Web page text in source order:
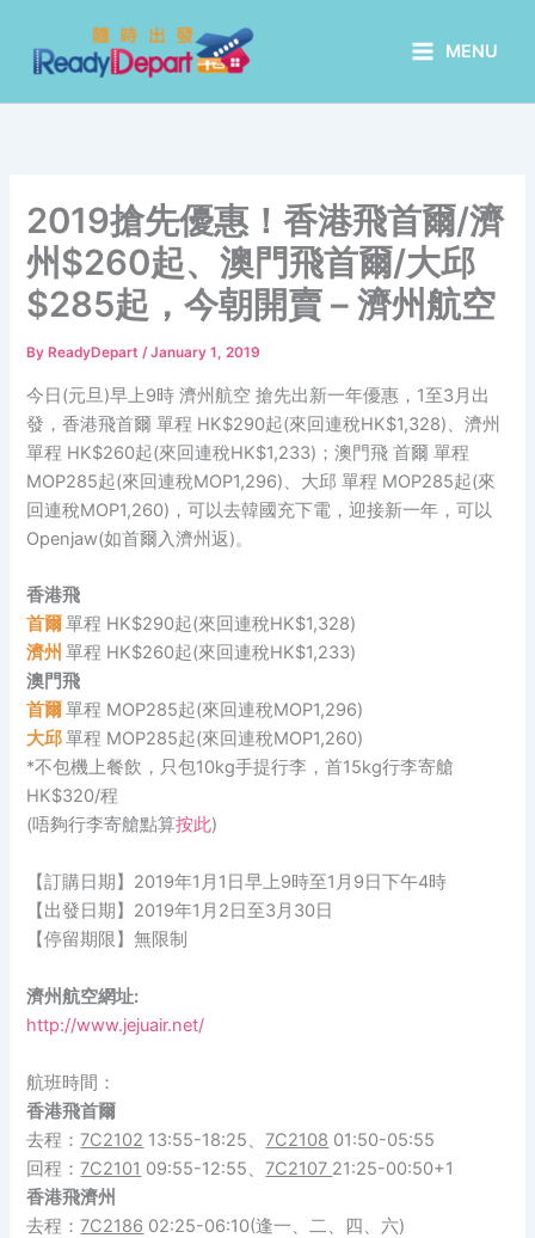
content
MENU
2019搶先優惠！香港飛首爾/濟
州$260起、澳門飛首爾/大邱
$285起，今朝開賣 – 濟州航空
By ReadyDepart/January 1, 2019
今日(元旦)早上9時 濟州航空 搶先出新一年優惠，1至3月出
發，香港飛首爾 單程 HK$290起(來回連稅HK$1,328)、濟州
單程 HK$260起(來回連稅HK$1,233)；澳門飛 首爾 單程
MOP285起(來回連稅MOP1,296)、大邱 單程 MOP285起(來
回連稅MOP1,260)，可以去韓國充下電，迎接新一年，可以
Openjaw(如首爾入濟州返)。
香港飛
首爾單程 HK$290起(來回連稅HK$1,328)
濟州 單程 HK$260起(來回連稅HK$1,233)
澳門飛
首爾單程 MOP285起(來回連稅MOP1,296)
大邱單程 MOP285起(來回連稅MOP1,260)
*不包機上餐飲，只包10kg手提行李，首15kg行李寄艙
HK$320/程
(唔夠行李寄艙點算按此)
【訂購日期】2019年1月1日早上9時至1月9日下午4時
【出發日期】2019年1月2日至3月30日
【停留期限】無限制
濟州航空網址:
http://www.jejuair.net/
航班時間：
香港飛首爾
去程： 7C2102 13:55-18:25、 7C2108 01:50-05:55
回程： 7C2101 09:55-12:55、 7C2107 21:25-00:50+1
香港飛濟州
去程： 7C2186 02:25-06:10(逢一、二、四、六)